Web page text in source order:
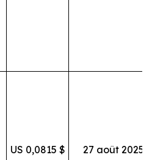
US 0,0815 $ 27 août 2025